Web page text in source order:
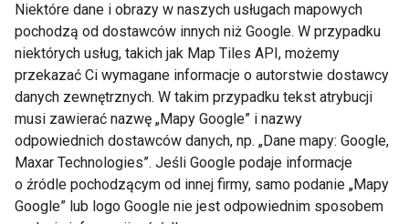
Niektóre dane i obrazy w naszych usługach mapowych
pochodzą od dostawców innych niż Google. W przypadku
niektórych usług, takich jak Map Tiles API, możemy
przekazać Ci wymagane informacje o autorstwie dostawcy
danych zewnętrznych. W takim przypadku tekst atrybucji
musi zawierać nazwę „Mapy Google” i nazwy
odpowiednich dostawców danych, np. „Dane mapy: Google,
Maxar Technologies”. Jeśli Google podaje informacje
o źródle pochodzącym od innej firmy, samo podanie „Mapy
Google” lub logo Google nie jest odpowiednim sposobem